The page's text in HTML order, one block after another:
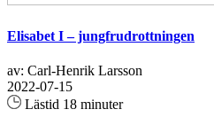
Elisabet I – jungfrudrottningen
av: Carl-Henrik Larsson
2022-07-15
Lästid 18 minuter